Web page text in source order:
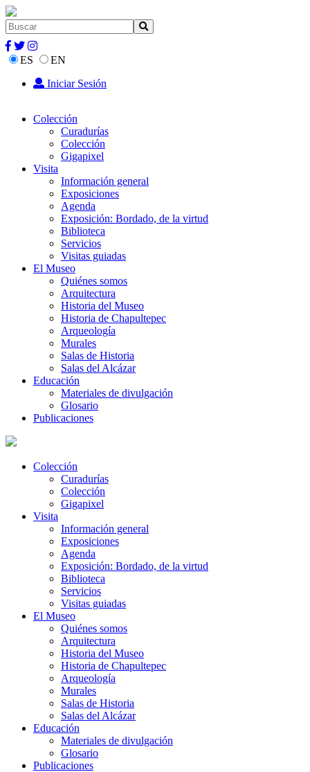
ES
EN
Iniciar Sesión
Colección
Curadurías
Colección
Gigapixel
Visita
Información general
Exposiciones
Agenda
Exposición: Bordado, de la virtud
Biblioteca
Servicios
Visitas guiadas
El Museo
Quiénes somos
Arquitectura
Historia del Museo
Historia de Chapultepec
Arqueología
Murales
Salas de Historia
Salas del Alcázar
Educación
Materiales de divulgación
Glosario
Publicaciones
Colección
Curadurías
Colección
Gigapixel
Visita
Información general
Exposiciones
Agenda
Exposición: Bordado, de la virtud
Biblioteca
Servicios
Visitas guiadas
El Museo
Quiénes somos
Arquitectura
Historia del Museo
Historia de Chapultepec
Arqueología
Murales
Salas de Historia
Salas del Alcázar
Educación
Materiales de divulgación
Glosario
Publicaciones